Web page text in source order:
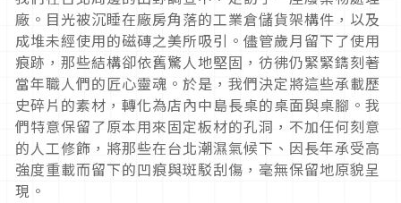
廠。目光被沉睡在廠房角落的工業倉儲貨架構件，以及
成堆未經使用的磁磚之美所吸引。儘管歲月留下了使用
痕跡，那些結構卻依舊驚人地堅固，彷彿仍緊緊鐫刻著
當年職人們的匠心靈魂。於是，我們決定將這些承載歷
史碎片的素材，轉化為店內中島長桌的桌面與桌腳。我
們特意保留了原本用來固定板材的孔洞，不加任何刻意
的人工修飾，將那些在台北潮濕氣候下、因長年承受高
強度重載而留下的凹痕與斑駁刮傷，毫無保留地原貌呈
現。